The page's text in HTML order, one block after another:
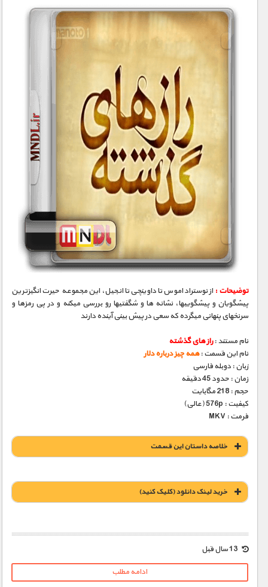
توضیحات :از نوستراداموس تا داوینچی تا انجیل، این مجموعه حیرت انگیزترین
پیشگویان و پیشگوییها، نشانه­ ها و شگفتیها رو بررسی میکنه و در پی رمزها و
سرنخهای پنهانی میگرده که سعی در پیش بینی آینده دارند
نام مستند :راز های گذشته
نام این قسمت :همه چیز درباره دلار
زبان : دوبله فارسی
زمان : حدود 45 دقیقه
حجم : 218 مگابایت
کیفیت : 576p (عالی)
فرمت : MKV
خلاصه داستان این قسمت
خريد لينک دانلود (کليک کنيد)
1900 تومان – خريد لينک دانلود (افزودن به سبد خريد)
ادامه مطلب